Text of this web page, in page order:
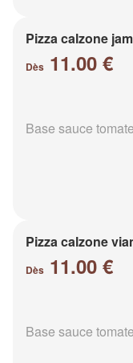
Pizza calzone
Dès 11.00 €
Base sauce
Pizza calzone
Dès 11.00 €
Base sauce